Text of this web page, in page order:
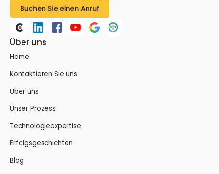
Über uns
Home
Kontaktieren Sie uns
Über uns
Unser Prozess
Technologieexpertise
Erfolgsgeschichten
Blog